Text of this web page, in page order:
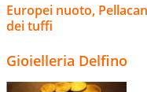
Europei nuoto,
dei tuffi
Gioielleria Delfino